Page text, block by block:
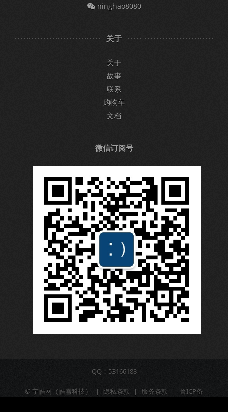
ninghao8080
关于
关于
故事
联系
购物车
文档
微信订阅号
QQ：53166188
© 宁皓网（皓雪科技） | 隐私条款 | 服务条款 |
鲁ICP备